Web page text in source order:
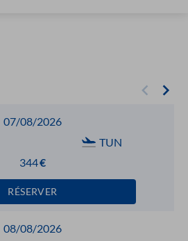
07/08/2026
TUN
344€
RÉSERVER
08/08/2026